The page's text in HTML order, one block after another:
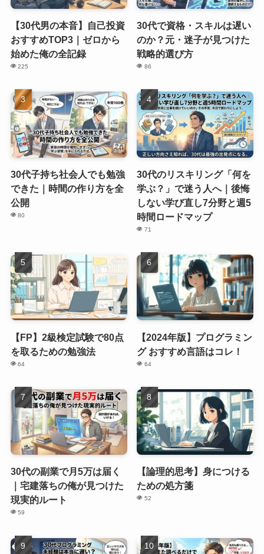
【30代男の本音】自己投資
おすすめTOP3｜ゼロから
始めた俺の全記録
225
30代で資格・スキルは遅い
のか？元・迷子が見つけた
戦略的選び方
86
30代子持ち社会人でも勉強
できた｜時間の作り方を全
公開
80
30代のリスキリング「何を
学ぶ？」で迷う人へ｜後悔
しない学び直し7分野と週5
時間ロードマップ
71
【FP】2級検定試験で80点
を取るための勉強法
64
【2024年版】プログラミン
グ おすすめ言語はコレ！
64
30代の副業で月5万は届く
｜宅建落ちの俺が見つけた
現実的ルート
59
【論理的思考】身につける
ための処方箋
52